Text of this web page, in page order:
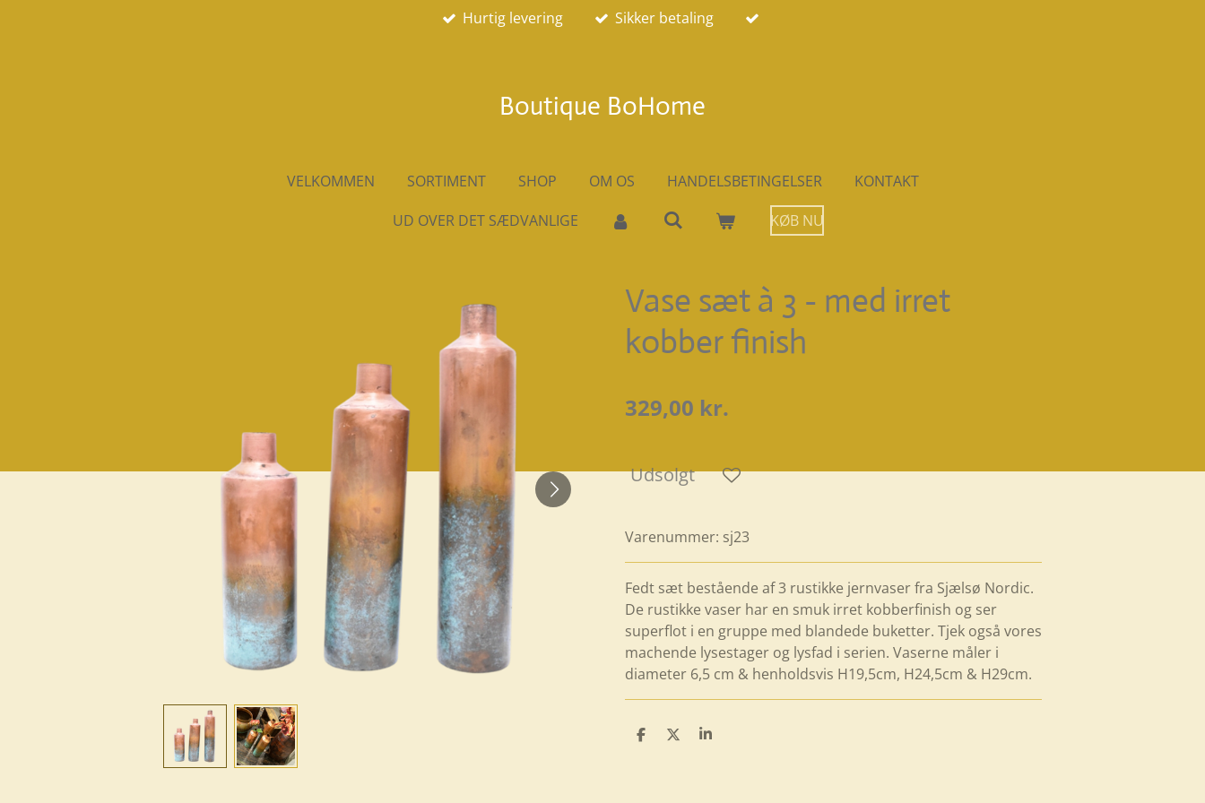
Hurtig levering Sikker betaling
Boutique BoHome
VELKOMMEN SORTIMENT SHOP OM OS HANDELSBETINGELSER
KONTAKT
UD OVER DET SÆDVANLIGE
KØB NU
Vase sæt à 3 - med irret
kobber finish
329,00 kr.
Udsolgt
Varenummer: sj23
Fedt sæt bestående af 3 rustikke jernvaser fra Sjælsø Nordic.
De rustikke vaser har en smuk irret kobberfinish og ser
superflot i en gruppe med blandede buketter. Tjek også vores
machende lysestager og lysfad i serien. Vaserne måler i
diameter 6,5 cm & henholdsvis H19,5cm, H24,5cm & H29cm.
D
D
D